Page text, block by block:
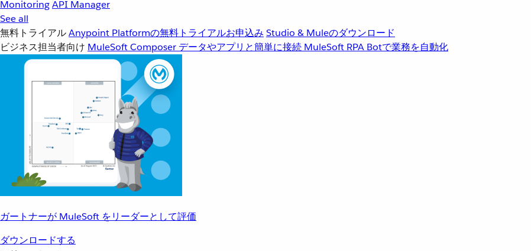
MonitoringAPI Manager
See all
無料トライアルAnypoint Platformの無料トライアルお申込み Studio & Muleのダウンロード
ビジネス担当者向け MuleSoft Composer データやアプリと簡単に接続 MuleSoft RPA Botで業務を自動化
ガートナーが MuleSoft をリーダーとして評価
ダウンロードする